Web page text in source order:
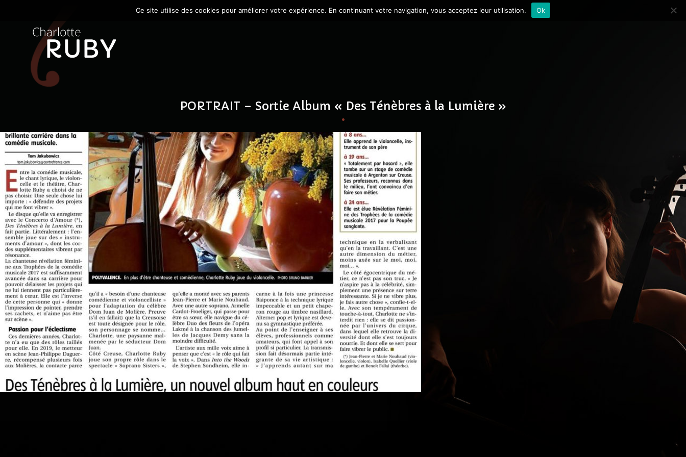
PORTRAIT – Sortie Album « Des Ténèbres à la Lumière »
Ce site utilise des cookies pour améliorer votre expérience. En continuant votre navigation, vous acceptez leur utilisation. Ok